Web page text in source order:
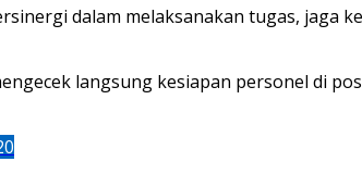
dalam melaksanakan tugas, jaga
langsung kesiapan personel di